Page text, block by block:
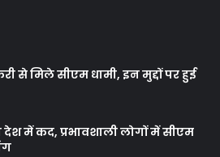
से मिले सीएम धामी, इन मुद्दों पर हुई
देश में कद, प्रभावशाली लोगों में सीएम